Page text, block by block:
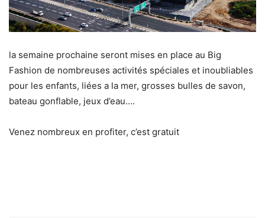
la semaine prochaine seront mises en place au Big
Fashion de nombreuses activités spéciales et inoubliables
pour les enfants, liées a la mer, grosses bulles de savon,
bateau gonflable, jeux d’eau….
Venez nombreux en profiter, c’est gratuit